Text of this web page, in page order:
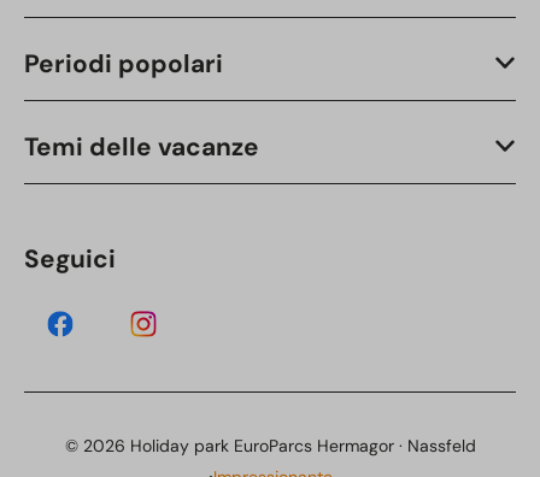
Periodi popolari
Temi delle vacanze
Seguici
© 2026 Holiday park EuroParcs Hermagor · Nassfeld